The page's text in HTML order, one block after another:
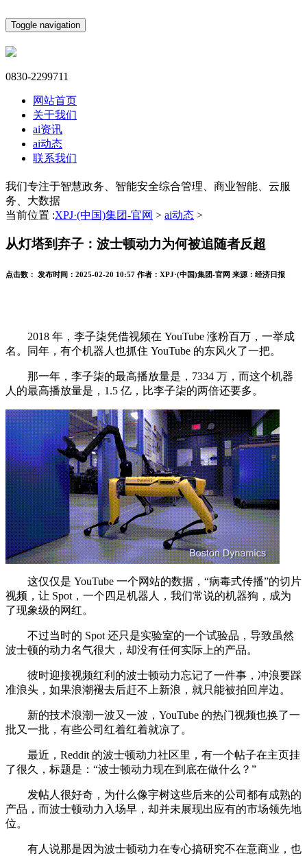
Toggle navigation
0830-2299711
网站首页
关于我们
ai资讯
ai动态
联系我们
我们专注于智慧政务、智能安全综合管理、商业智能、云服
务、大数据
当前位置 :XPJ·(中国)集团-官网 > ai动态 >
从灯塔到弃子：波士顿动力为何被追随者反超
点击数： 发布时间： 2025-02-20 10:57 作者： XPJ·(中国)集团-官网 来源： 经济日报
2018 年，李子柒凭借视频在 YouTube 涨粉百万，一举成
名。同年，有个机器人也抓住 YouTube 的东风火了一把。
那一年，李子柒的最高播放量是，7334 万，而这个机器
人的最高播放量是，1.5 亿，比李子柒的两倍还要多。
这仅仅是 YouTube 一个网站的数据，“病毒式传播”的切片
视频，让 Spot，一个四足机器人，我们常说的机器狗，成为
了现象级的网红。
不过当时的 Spot 还只是实验室的一个试验品，导致虽然
波士顿的动力名气很大，却没有任何实际上的产品。
彼时迎接视频红利的波士顿动力忘记了一件事，冲浪要踩
准浪头，如果浪潮褪去后赶不上新浪，就只能被拍回岸边。
新的技术浪潮一波又一波，YouTube 的热门视频也换了一
批又一批，有些公司红着红着就凉了。
最近，Reddit 的波士顿动力社区里，有一个帖子在主页挂
了很久，标题是：“波士顿动力现在到底在做什么？”
发帖人很好奇，为什么像宇树这些后来的公司都有成熟的
产品，而波士顿动力入场早，却并未展现出应有的市场领先地
位。
有人说那是因为波士顿动力在专心搞研究不在意商业，也